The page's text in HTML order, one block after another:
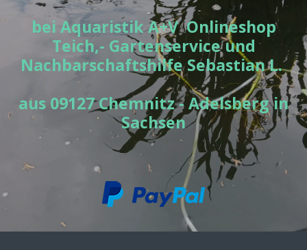
bei Aquaristik A+V Onlineshop
Teich,- Gartenservice und
NachbarschaftshilfeSebastian L.
aus 09127 Chemnitz - Adelsberg in
Sachsen